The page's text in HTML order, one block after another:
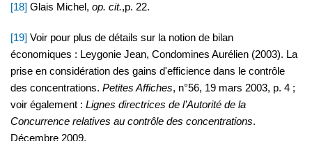
[18] Glais Michel, op. cit.,p. 22.
[19] Voir pour plus de détails sur la notion de bilan
économiques : Leygonie Jean, Condomines Aurélien (2003). La
prise en considération des gains d'efficience dans le contrôle
des concentrations. Petites Affiches, n°56, 19 mars 2003, p. 4 ;
voir également : Lignes directrices de l’Autorité de la
Concurrence relatives au contrôle des concentrations.
Décembre 2009.